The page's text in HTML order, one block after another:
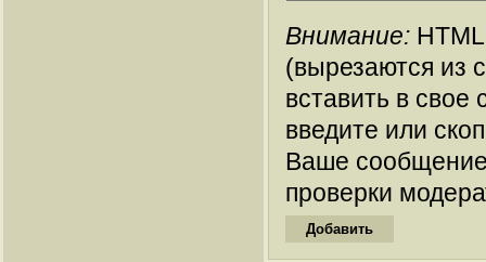
Внимание:
(вырезаются из
вставить в
введите или
Ваше
проверки